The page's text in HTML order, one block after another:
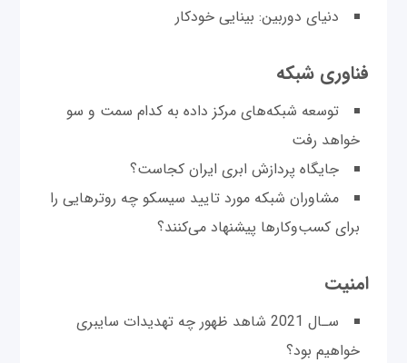
دنیای دوربین: بینایی خودکار
فناوری شبکه
توسعه شبکه‌های مرکز داده به کدام سمت و سو
خواهد رفت
جایگاه پردازش ابری ایران کجاست؟
مشاوران شبکه مورد تایید سیسکو چه روترهایی را
برای کسب‌وکارها پیشنهاد می‌کنند؟
امنیت
سـال 2021 شاهد ظهور چه تهدیدات سایبری
خواهیم بود؟